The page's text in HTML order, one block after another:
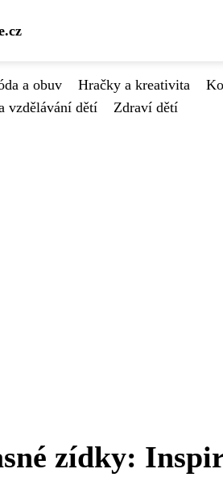
a obuv Hračky a kreativita
vzdělávání dětí
Zdraví dětí
zídky: